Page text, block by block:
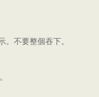
不要整個吞下。